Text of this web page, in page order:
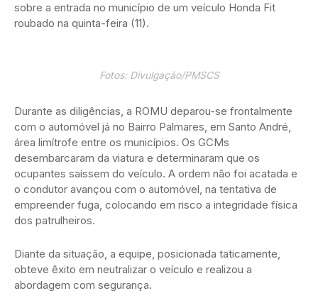
sobre a entrada no município de um veículo Honda Fit
roubado na quinta-feira (11).
Fotos: Divulgação/PMSCS
Durante as diligências, a ROMU deparou-se frontalmente
com o automóvel já no Bairro Palmares, em Santo André,
área limítrofe entre os municípios. Os GCMs
desembarcaram da viatura e determinaram que os
ocupantes saíssem do veículo. A ordem não foi acatada e
o condutor avançou com o automóvel, na tentativa de
empreender fuga, colocando em risco a integridade física
dos patrulheiros.
Diante da situação, a equipe, posicionada taticamente,
obteve êxito em neutralizar o veículo e realizou a
abordagem com segurança.